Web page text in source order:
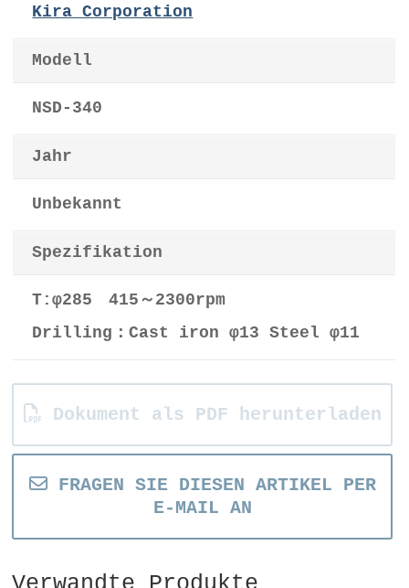
Kira Corporation
Modell
NSD-340
Jahr
Unbekannt
Spezifikation
T:φ285 415～2300rpm
Drilling：Cast iron φ13 Steel φ11
Dokument als PDF herunterladen
FRAGEN SIE DIESEN ARTIKEL PER
E-MAIL AN